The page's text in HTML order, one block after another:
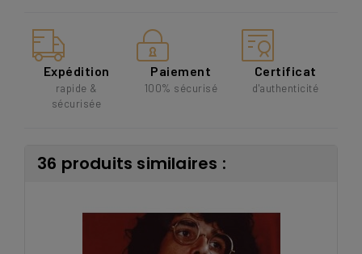
Expédition
rapide &
sécurisée
Paiement
100% sécurisé
Certificat
d'authenticité
36 produits similaires :